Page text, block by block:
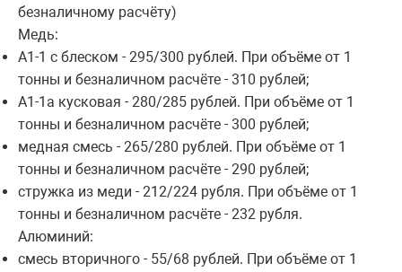
безналичному расчёту)
Медь:
А1-1 с блеском - 295/300 рублей. При объёме от 1
тонны и безналичном расчёте - 310 рублей;
А1-1а кусковая - 280/285 рублей. При объёме от 1
тонны и безналичном расчёте - 300 рублей;
медная смесь - 265/280 рублей. При объёме от 1
тонны и безналичном расчёте - 290 рублей;
стружка из меди - 212/224 рубля. При объёме от 1
тонны и безналичном расчёте - 232 рубля.
Алюминий:
смесь вторичного - 55/68 рублей. При объёме от 1